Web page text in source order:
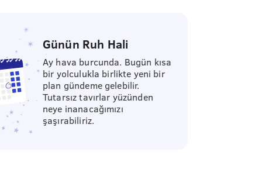
Günün Ruh Hali
Ay hava burcunda. Bugün kısa
bir yolculukla birlikte yeni bir
plan gündeme gelebilir.
Tutarsız tavırlar yüzünden
neye inanacağımızı
şaşırabiliriz.